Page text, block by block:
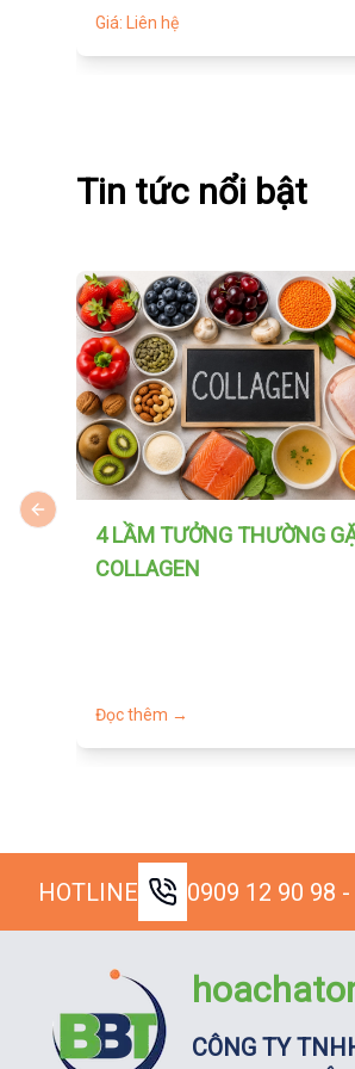
Giá: Liên hệ
Tin tức nổi bật
4 LẦM TƯỞNG THƯỜNG
COLLAGEN
Đọc thêm →
Previous slide
HOTLINE 0909 12 90 98
CÔNG TY